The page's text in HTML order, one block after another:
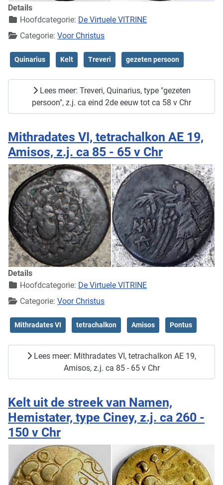
Details
Hoofdcategorie: De Virtuele VITRINE
Categorie: Voor Christus
Quinarius Kelt Treveri gezeten persoon
Lees meer: Treveri, Quinarius, type "gezeten
persoon", z.j. ca eind 2de eeuw tot ca 58 v Chr
Mithradates VI, tetrachalkon AE 19,
Amisos, z.j. ca 85 - 65 v Chr
Details
Hoofdcategorie: De Virtuele VITRINE
Categorie: Voor Christus
Mithradates VI tetrachalkon Amisos Pontus
Lees meer: Mithradates VI, tetrachalkon AE 19,
Amisos, z.j. ca 85 - 65 v Chr
Kelt uit de streek van Namen,
Hemistater, type Ciney, z.j. ca 260 -
150 v Chr